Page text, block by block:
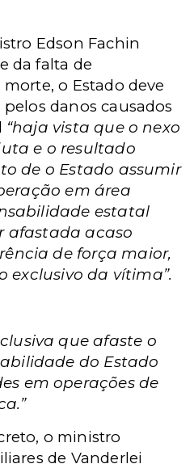
Edson Fachin
da falta de
o Estado deve
danos causados
“haja vista que o nexo
e o resultado
de o Estado assumir
em área
estatal
afastada acaso
de força maior,
exclusivo da vítima”.
que afaste o
do Estado
em operações de
o ministro
de Vanderlei